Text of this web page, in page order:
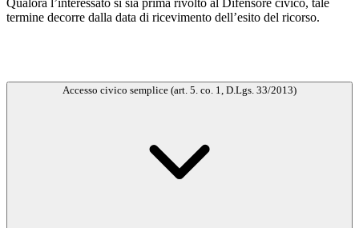
Qualora l’interessato si sia prima rivolto al Difensore civico, tale
termine decorre dalla data di ricevimento dell’esito del ricorso.
Accesso civico semplice (art. 5. co. 1, D.Lgs. 33/2013)